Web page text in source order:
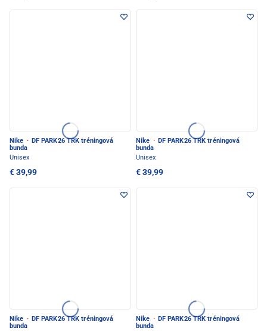
Nike · DF PARK26 TRK tréningová
bunda
Unisex
€ 39,99
Nike · DF PARK26 TRK tréningová
bunda
Unisex
€ 39,99
Nike · DF PARK26 TRK tréningová
bunda
Nike · DF PARK26 TRK tréningová
bunda